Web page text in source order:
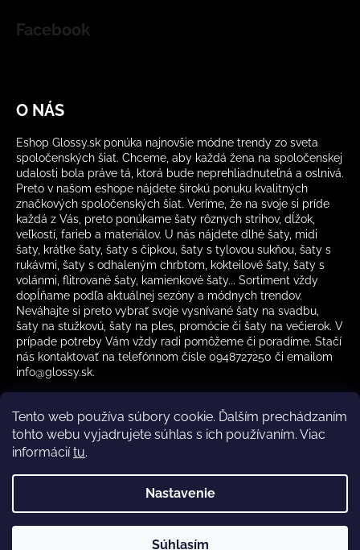
Tento web používa súbory cookie. Ďalším prechádzaním
tohto webu vyjadrujete súhlas s ich používaním. Viac
informáciítu.
Nastavenie
Súhlasím
Facebook
O NÁS
Eshop Glossy.sk ponúka najnovšie módne trendy zo sveta
spoločenských šiat. Chceme, aby každá žena na spoločenskej
udalosti bola práve tá, ktorá bude neprehliadnuteľná a oslnivá.
Preto v našom eshope nájdete širokú ponuku kvalitných
značkových spoločenských šiat. Veríme, že na svoje si príde
každá z Vás, preto ponúkame šaty rôznych strihov, dĺžok,
veľkostí, farieb a materiálov. U nás nájdete dlhé šaty, midi
šaty, krátke šaty, šaty s čipkou, šaty s tylovou sukňou, šaty s
rukávmi, šaty s odhaleným chrbtom, kokteilové šaty, šaty s
volánmi, flitrované šaty, kamienkové šaty... Sortiment vždy
dopĺňame podľa aktuálnej sezóny a módnych trendov.
Neváhajte si preto vybrať svoje vysnívané šaty na svadbu,
šaty na stužkovú, šaty na ples, promócie či šaty na večierok. V
prípade potreby Vám vždy radi pomôžeme či poradíme. Stačí
nás kontaktovať na telefónnom čísle 0948727250 či emailom
info@glossy.sk.
Kamenná predajňa otváracia doba CZ
Glossy.sk. Všetky práva vyhradené.